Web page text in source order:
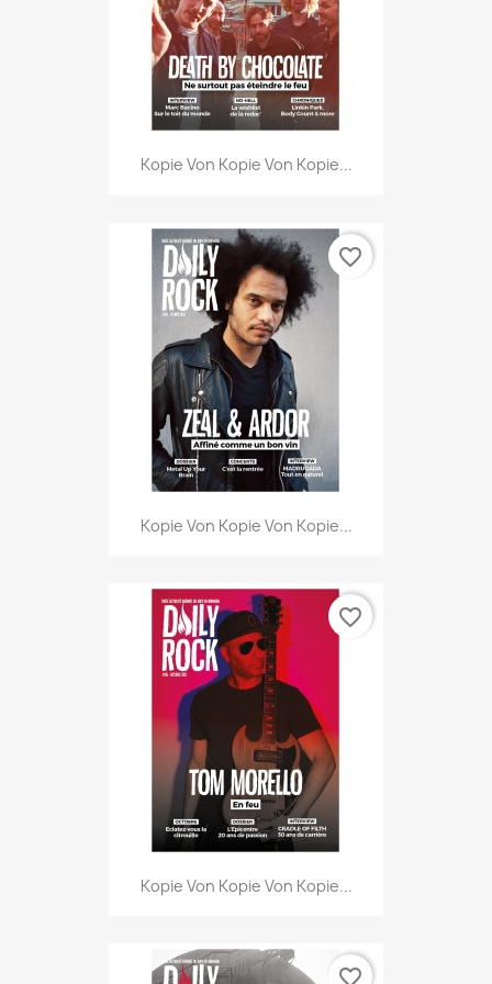
Kopie Von Kopie Von Kopie...
Kopie Von Kopie Von Kopie...
favorite_border
Kopie Von Kopie Von Kopie...
favorite_border
favorite_border